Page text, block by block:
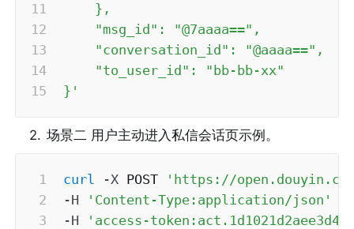
    },
    "msg_id": "@7aaaa==",
    "conversation_id": "@aaaa==",
    "to_user_id": "bb-bb-xx"
}'
2. 场景二 用户主动进入私信会话页示例。
curl -X POST
'https://
-H
'Content-Type:application/json'
-H
'access-